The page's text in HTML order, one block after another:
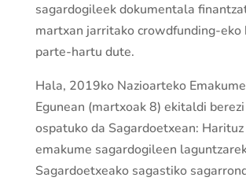
sagardogileek dokumentala
martxan jarritako crowdfunding-eko
parte-hartu dute.
Hala, 2019ko Nazioarteko
Egunean (martxoak 8) ekitaldi
ospatuko da Sagardoetxean:
emakume sagardogileen
Sagardoetxeako sagastiko